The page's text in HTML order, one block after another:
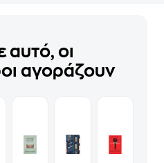
αυτό, οι
αγοράζουν